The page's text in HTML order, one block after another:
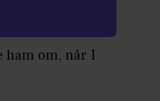
ham om, når I